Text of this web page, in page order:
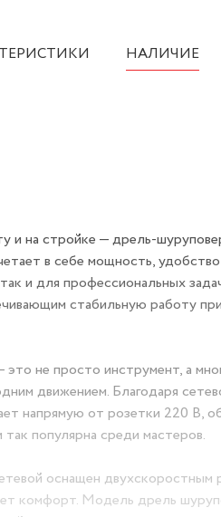
НАЛИЧИЕ
и на стройке — дрель-
в себе мощность,
и для профессиональных
стабильную работу
не просто инструмент, а
движением. Благодаря
напрямую от розетки 220 В,
популярна среди мастеров.
оснащен двухскоростным
комфорт. Модель дрель